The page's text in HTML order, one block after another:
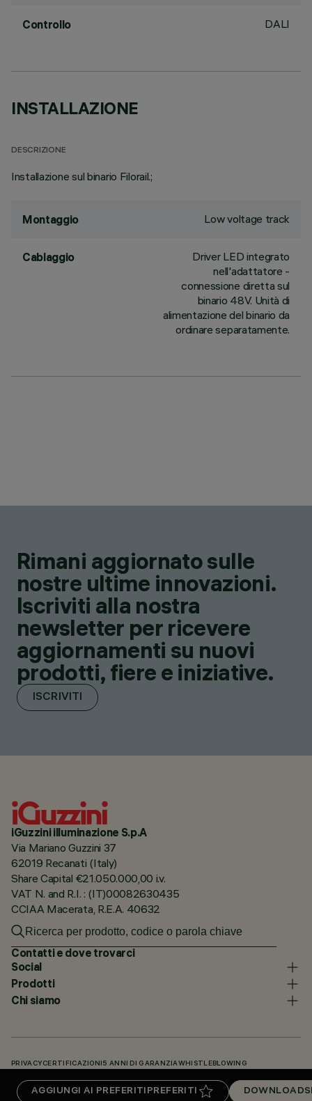
AGGIUNGI AI PREFERITI PREFERITI DOWNLOADS
Controllo DALI
INSTALLAZIONE
DESCRIZIONE
Installazione sul binario Filorail.;
Montaggio Low voltage track
Cablaggio
Driver LED integrato
nell'adattatore -
connessione diretta sul
binario 48V. Unità di
alimentazione del binario da
ordinare separatamente.
Rimani aggiornato sulle
nostre ultime innovazioni.
Iscriviti alla nostra
newsletter per ricevere
aggiornamenti su nuovi
prodotti, fiere e iniziative.
ISCRIVITI
iGuzzini illuminazione S.p.A
Via Mariano Guzzini 37
62019 Recanati (Italy)
Share Capital €21.050.000,00 i.v.
VAT N. and R.I. : (IT)00082630435
CCIAA Macerata, R.E.A. 40632
Contatti e dove trovarci
Social
Prodotti
Chi siamo
PRIVACY CERTIFICAZIONI 5 ANNI DI GARANZIAWHISTLEBLOWING
KNOWLEDGE BASE (LOGIN NECESSARIO)DOWNLOADS